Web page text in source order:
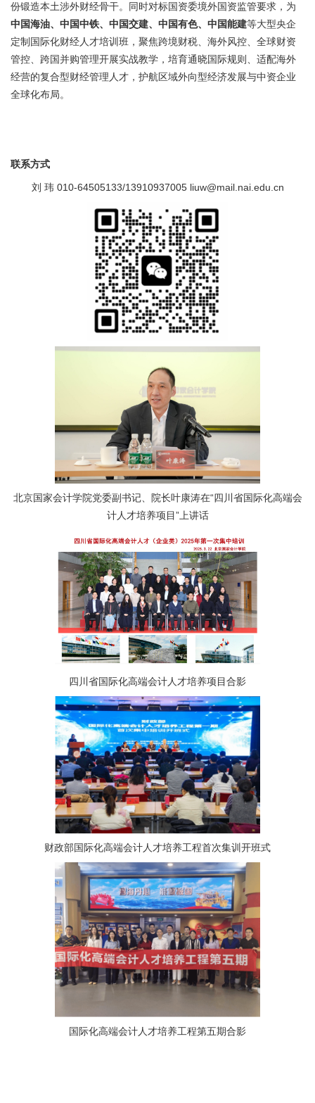
份锻造本土涉外财经骨干。同时对标国资委境外国资监管要求，为
中国海油、中国中铁、中国交建、中国有色、中国能建等大型央企
定制国际化财经人才培训班，聚焦跨境财税、海外风控、全球财资
管控、跨国并购管理开展实战教学，培育通晓国际规则、适配海外
经营的复合型财经管理人才，护航区域外向型经济发展与中资企业
全球化布局。
联系方式
刘 玮 010-64505133/13910937005 liuw@mail.nai.edu.cn
北京国家会计学院党委副书记、院长叶康涛在“四川省国际化高端会
计人才培养项目”上讲话
四川省国际化高端会计人才培养项目合影
财政部国际化高端会计人才培养工程首次集训开班式
国际化高端会计人才培养工程第五期合影